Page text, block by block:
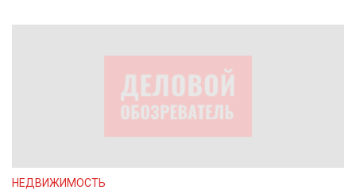
НЕДВИЖИМОСТЬ